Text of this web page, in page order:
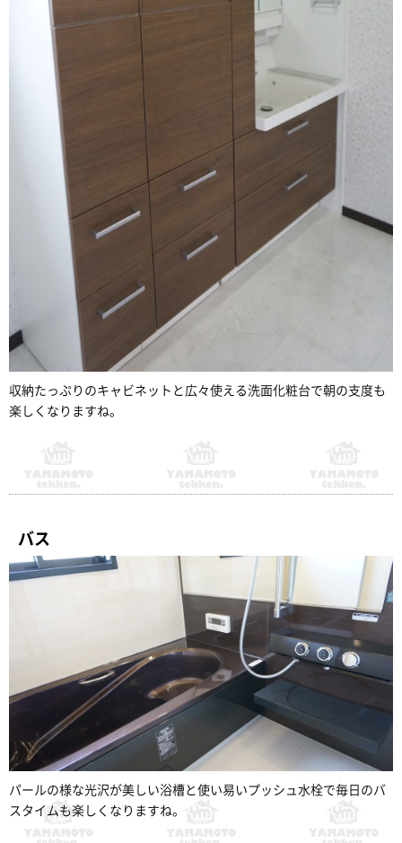
収納たっぷりのキャビネットと広々使える洗面化粧台で朝の支度も
楽しくなりますね。
バス
パールの様な光沢が美しい浴槽と使い易いプッシュ水栓で毎日のバ
スタイムも楽しくなりますね。